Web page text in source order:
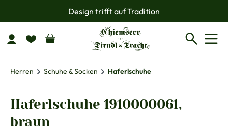
Zum Hauptinhalt springenDesign trifft auf Tradition
Herren Schuhe & Socken Haferlschuhe
Haferlschuhe 1910000061,
braun